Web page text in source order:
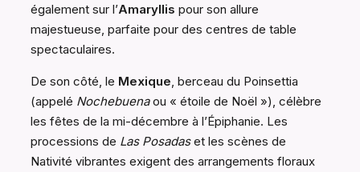
également sur l’Amaryllis pour son allure
majestueuse, parfaite pour des centres de table
spectaculaires.
De son côté, le Mexique, berceau du Poinsettia
(appelé Nochebuenaou « étoile de Noël »), célèbre
les fêtes de la mi-décembre à l’Épiphanie. Les
processions de Las Posadaset les scènes de
Nativité vibrantes exigent des arrangements floraux